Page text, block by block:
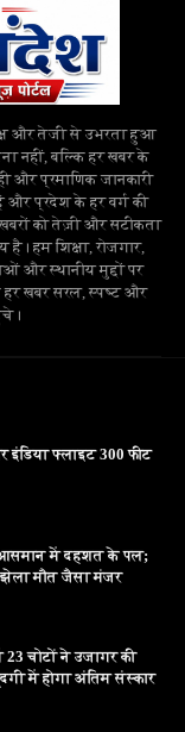
और तेजी से उभरता हुआ
नहीं, बल्कि हर खबर के
और प्रमाणिक जानकारी
और प्रदेश के हर वर्ग की
को तेज़ी और सटीकता
हम शिक्षा, रोजगार,
और स्थानीय मुद्दों पर
हर खबर सरल, स्पष्ट और
इंडिया फ्लाइट 300 फीट
आसमान में दहशत के पल;
झेला मौत जैसा मंजर
23 चोटों ने उजागर की
में होगा अंतिम संस्कार